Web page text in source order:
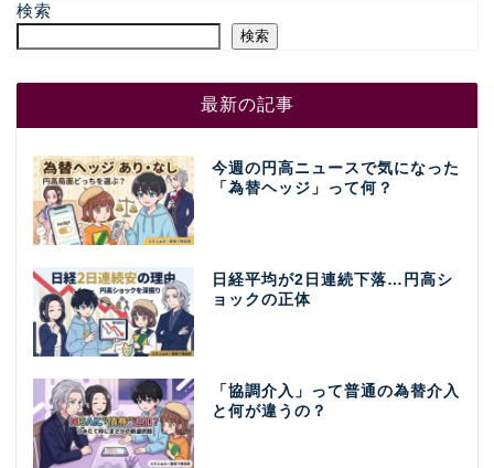
検索
検索
最新の記事
今週の円高ニュースで気になった
「為替ヘッジ」って何？
日経平均が2日連続下落…円高シ
ョックの正体
「協調介入」って普通の為替介入
と何が違うの？